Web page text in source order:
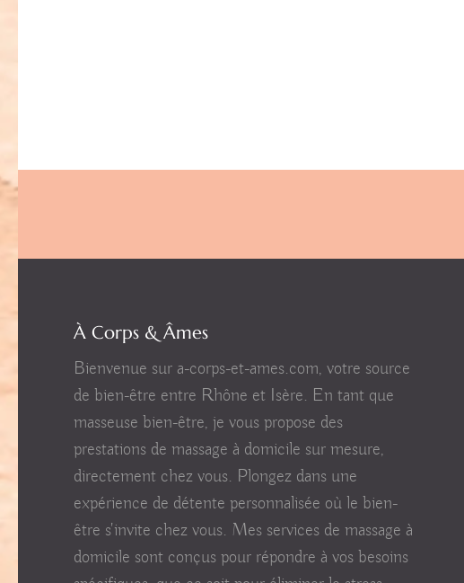
À Corps & Âmes
Bienvenue sur a-corps-et-ames.com, votre source
de bien-être entre Rhône et Isère. En tant que
masseuse bien-être, je vous propose des
prestations de massage à domicile sur mesure,
directement chez vous. Plongez dans une
expérience de détente personnalisée où le bien-
être s'invite chez vous. Mes services de massage à
domicile sont conçus pour répondre à vos besoins